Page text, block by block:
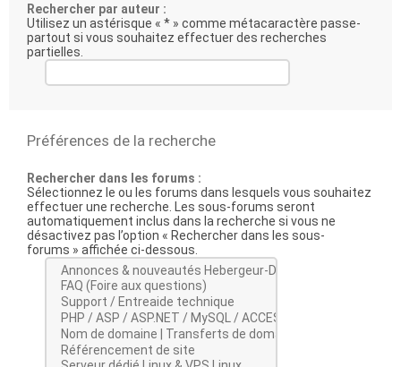
Rechercher par auteur :
Utilisez un astérisque « * » comme métacaractère passe-
partout si vous souhaitez effectuer des recherches
partielles.
Préférences de la recherche
Rechercher dans les forums :
Sélectionnez le ou les forums dans lesquels vous souhaitez
effectuer une recherche. Les sous-forums seront
automatiquement inclus dans la recherche si vous ne
désactivez pas l’option « Rechercher dans les sous-
forums » affichée ci-dessous.